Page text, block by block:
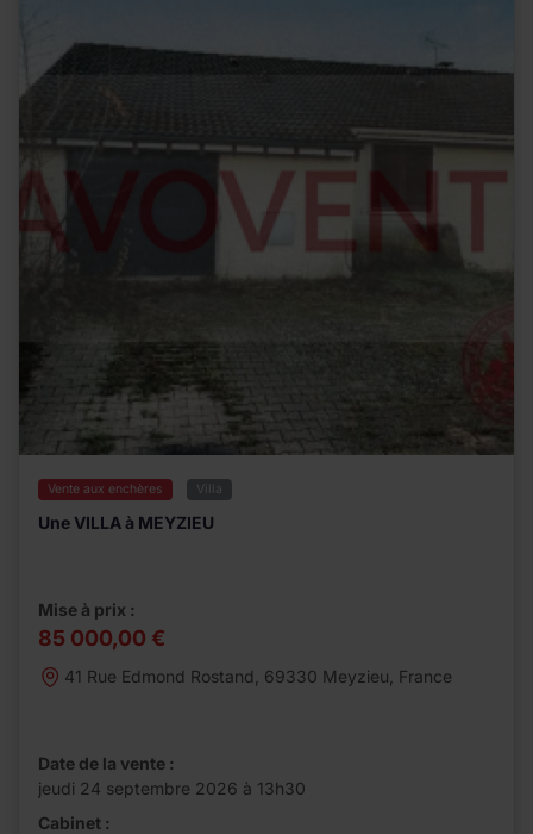
Vente aux enchères Villa
Une VILLA à MEYZIEU
Mise à prix :
85 000,00 €
41 Rue Edmond Rostand, 69330 Meyzieu, France
Date de la vente :
jeudi 24 septembre 2026 à 13h30
Cabinet :